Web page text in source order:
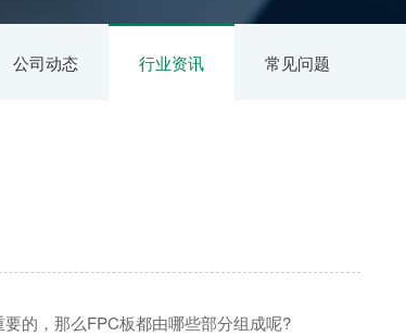
公司动态 行业资讯 常见问题
的，那么FPC板都由哪些部分组成呢?